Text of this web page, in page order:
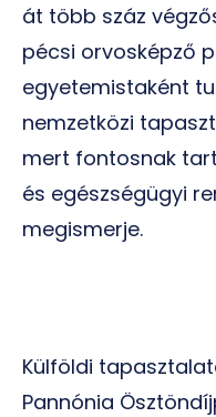
át több száz
pécsi orvosképző
egyetemistaként
nemzetközi
mert fontosnak
és egészségügyi
megismerje.
Külföldi
Pannónia